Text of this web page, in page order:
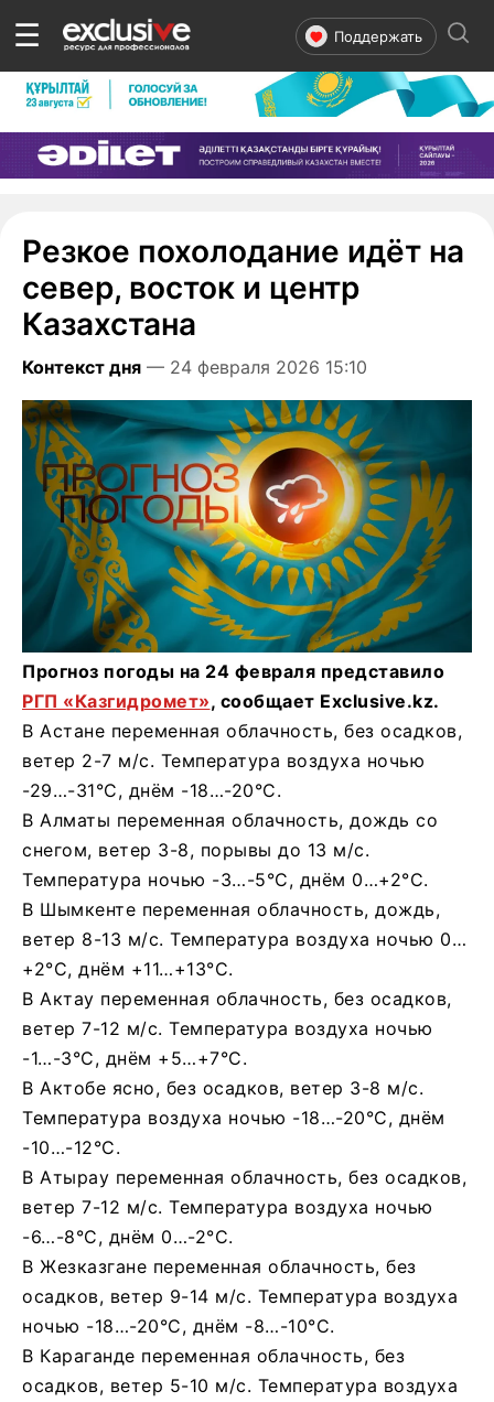
☰ Поддержать
Резкое похолодание идёт на
север, восток и центр
Казахстана
Контекст дня — 24 февраля 2026 15:10
Прогноз погоды на 24 февраля представило
РГП «Казгидромет», сообщает Exclusive.kz.
В Астане переменная облачность, без осадков,
ветер 2-7 м/с. Температура воздуха ночью
-29…-31°C, днём -18…-20°C.
В Алматы переменная облачность, дождь со
снегом, ветер 3-8, порывы до 13 м/с.
Температура ночью -3…-5°C, днём 0…+2°C.
В Шымкенте переменная облачность, дождь,
ветер 8-13 м/с. Температура воздуха ночью 0…
+2°C, днём +11…+13°C.
В Актау переменная облачность, без осадков,
ветер 7-12 м/с. Температура воздуха ночью
-1…-3°C, днём +5…+7°C.
В Актобе ясно, без осадков, ветер 3-8 м/с.
Температура воздуха ночью -18…-20°C, днём
-10…-12°C.
В Атырау переменная облачность, без осадков,
ветер 7-12 м/с. Температура воздуха ночью
-6…-8°C, днём 0…-2°C.
В Жезказгане переменная облачность, без
осадков, ветер 9-14 м/с. Температура воздуха
ночью -18…-20°C, днём -8…-10°C.
В Караганде переменная облачность, без
осадков, ветер 5-10 м/с. Температура воздуха